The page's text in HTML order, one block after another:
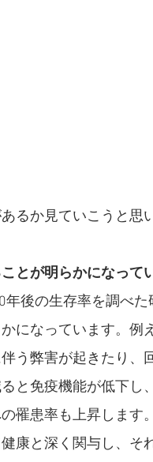
るか見ていこうと思
とが明らかになって
後の生存率を調べ
になっています。例
う弊害が起きたり、
と免疫機能が低下し
罹患率も上昇します。
康と深く関与し、そ